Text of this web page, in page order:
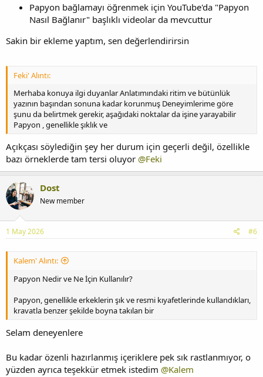
Papyon bağlamayı öğrenmek için YouTube'da "Papyon
Nasıl Bağlanır" başlıklı videolar da mevcuttur
Sakin bir ekleme yaptım, sen değerlendirirsin
Feki' Alıntı:
Merhaba konuya ilgi duyanlar Anlatımındaki ritim ve bütünlük
yazının başından sonuna kadar korunmuş Deneyimlerime göre
şunu da belirtmek gerekir, aşağıdaki noktalar da işine yarayabilir
Papyon , genellikle şıklık ve
Açıkçası söylediğin şey her durum için geçerli değil, özellikle
bazı örneklerde tam tersi oluyor @Feki
Dost
New member
1 May 2026 #6
Kalem' Alıntı:
Papyon Nedir ve Ne İçin Kullanılır?
Papyon, genellikle erkeklerin şık ve resmi kıyafetlerinde kullandıkları,
kravatla benzer şekilde boyna takılan bir
Selam deneyenlere
Bu kadar özenli hazırlanmış içeriklere pek sık rastlanmıyor, o
yüzden ayrıca teşekkür etmek istedim @Kalem